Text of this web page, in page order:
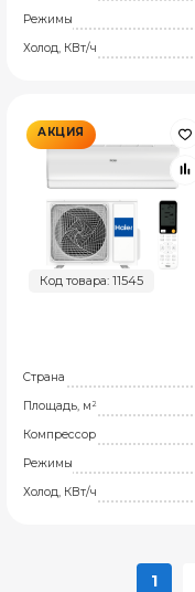
Режимы
Холод, КВт/ч
АКЦИЯ
Код товара: 11545
Страна
Площадь, м²
Компрессор
Режимы
Холод, КВт/ч
1